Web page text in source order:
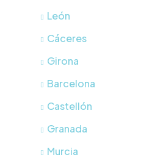
León
Cáceres
Girona
Barcelona
Castellón
Granada
Murcia